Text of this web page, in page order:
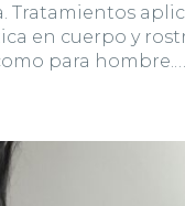
Tratamientos
en cuerpo y
para hombre.…